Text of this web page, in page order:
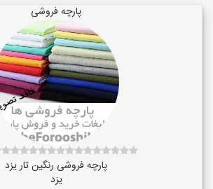
پارچه فروشی
پارچه فروشی رنگین تار یزد
یزد